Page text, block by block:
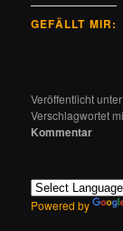
GEFÄLLT MIR:
Veröffentlicht unter
Verschlagwortet
Kommentar
Powered by